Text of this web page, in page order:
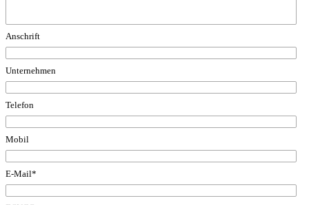
Anschrift
Unternehmen
Telefon
Mobil
E-Mail*